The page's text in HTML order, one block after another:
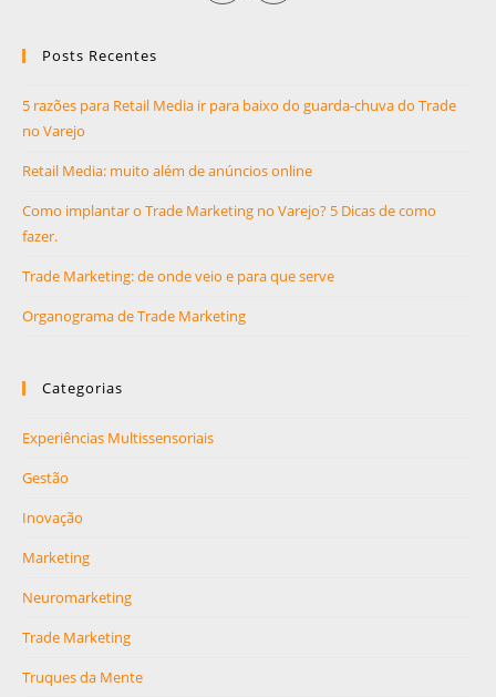
Posts Recentes
5 razões para Retail Media ir para baixo do guarda-chuva do Trade
no Varejo
Retail Media: muito além de anúncios online
Como implantar o Trade Marketing no Varejo? 5 Dicas de como
fazer.
Trade Marketing: de onde veio e para que serve
Organograma de Trade Marketing
Categorias
Experiências Multissensoriais
Gestão
Inovação
Marketing
Neuromarketing
Trade Marketing
Truques da Mente